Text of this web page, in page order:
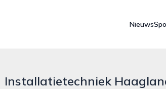
Nieuws
Installatietechniek